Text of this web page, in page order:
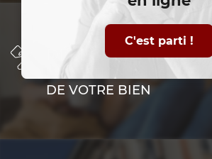
DÉLÉGUER
LA GESTION LOCATIVE
DE VOTRE BIEN
C'est parti !